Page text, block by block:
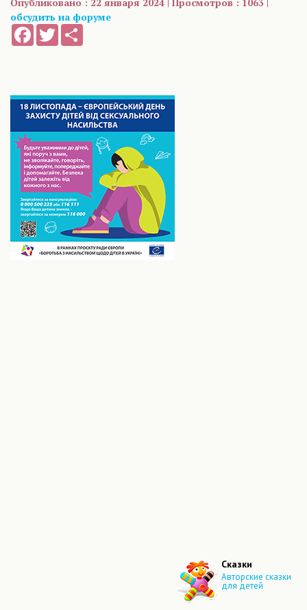
обсудить на форуме
FacebookTwitter
Сказки
Авторские сказки
для детей